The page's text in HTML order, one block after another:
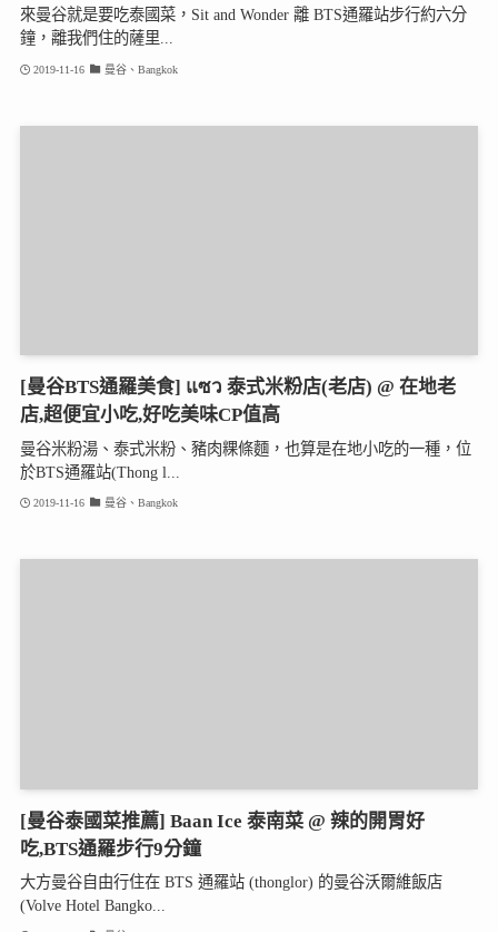
來曼谷就是要吃泰國菜，Sit and Wonder 離 BTS通羅站步行約六分
鐘，離我們住的薩里...
2019-11-16 曼谷、Bangkok
[曼谷BTS通羅美食] แซว 泰式米粉店(老店) @ 在地老
店,超便宜小吃,好吃美味CP值高
曼谷米粉湯、泰式米粉、豬肉粿條麵，也算是在地小吃的一種，位
於BTS通羅站(Thong l...
2019-11-16 曼谷、Bangkok
[曼谷泰國菜推薦] Baan Ice 泰南菜 @ 辣的開胃好
吃,BTS通羅步行9分鐘
大方曼谷自由行住在 BTS 通羅站 (thonglor) 的曼谷沃爾維飯店
(Volve Hotel Bangko...